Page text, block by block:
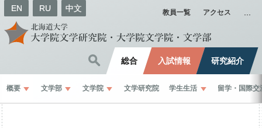
EN RU 中文 教員一覧 アクセス
総合 入試情報 研究紹介
概要 文学部 文学院 文学研究院 学生生活 留学 ・ 国際交